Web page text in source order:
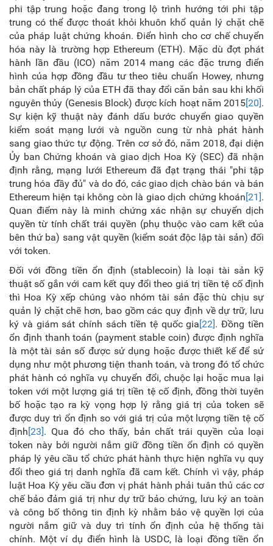
phi tập trung hoặc đang trong lộ trình hướng tới phi tập
trung có thể được thoát khỏi khuôn khổ quản lý chặt chẽ
của pháp luật chứng khoán. Điển hình cho cơ chế chuyển
hóa này là trường hợp Ethereum (ETH). Mặc dù đợt phát
hành lần đầu (ICO) năm 2014 mang các đặc trưng điển
hình của hợp đồng đầu tư theo tiêu chuẩn Howey, nhưng
bản chất pháp lý của ETH đã thay đổi căn bản sau khi khối
nguyên thủy (Genesis Block) được kích hoạt năm 2015[20].
Sự kiện kỹ thuật này đánh dấu bước chuyển giao quyền
kiểm soát mạng lưới và nguồn cung từ nhà phát hành
sang giao thức tự động. Trên cơ sở đó, năm 2018, đại diện
Ủy ban Chứng khoán và giao dịch Hoa Kỳ (SEC) đã nhận
định rằng, mạng lưới Ethereum đã đạt trạng thái "phi tập
trung hóa đầy đủ" và do đó, các giao dịch chào bán và bán
Ethereum hiện tại không còn là giao dịch chứng khoán[21].
Quan điểm này là minh chứng xác nhận sự chuyển dịch
quyền từ tính chất trái quyền (phụ thuộc vào cam kết của
bên thứ ba) sang vật quyền (kiểm soát độc lập tài sản) đối
với token.
Đối với đồng tiền ổn định (stablecoin) là loại tài sản kỹ
thuật số gắn với cam kết quy đổi theo giá trị tiền tệ cố định
thì Hoa Kỳ xếp chúng vào nhóm tài sản đặc thù chịu sự
quản lý chặt chẽ hơn, bao gồm các quy định về dự trữ, lưu
ký và giám sát chính sách tiền tệ quốc gia[22]. Đồng tiền
ổn định thanh toán (payment stable coin) được định nghĩa
là một tài sản số được sử dụng hoặc được thiết kế để sử
dụng như một phương tiện thanh toán, và trong đó tổ chức
phát hành có nghĩa vụ chuyển đổi, chuộc lại hoặc mua lại
token với một lượng giá trị tiền tệ cố định, đồng thời tuyên
bố hoặc tạo ra kỳ vọng hợp lý rằng giá trị của token sẽ
được duy trì ổn định so với giá trị của một lượng tiền tệ cố
định[23]. Qua đó cho thấy, bản chất trái quyền của loại
token này bởi người nắm giữ đồng tiền ổn định có quyền
pháp lý yêu cầu tổ chức phát hành thực hiện nghĩa vụ quy
đổi theo giá trị danh nghĩa đã cam kết. Chính vì vậy, pháp
luật Hoa Kỳ yêu cầu đơn vị phát hành phải tuân thủ các cơ
chế bảo đảm giá trị như dự trữ bảo chứng, lưu ký an toàn
và công bố thông tin định kỳ nhằm bảo vệ quyền lợi của
người nắm giữ và duy trì tính ổn định của hệ thống tài
chính. Một ví dụ điển hình là USDC, là loại đồng tiền ổn